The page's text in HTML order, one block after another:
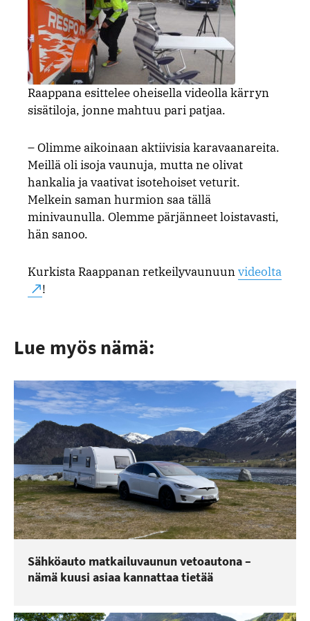
Raappana esittelee oheisella videolla kärryn
sisätiloja, jonne mahtuu pari patjaa.
– Olimme aikoinaan aktiivisia karavaanareita.
Meillä oli isoja vaunuja, mutta ne olivat
hankalia ja vaativat isotehoiset veturit.
Melkein saman hurmion saa tällä
minivaunulla. Olemme pärjänneet loistavasti,
hän sanoo.
Kurkista Raappanan retkeilyvaunuunvideolta
!
Lue myös nämä:
Sähköauto matkailuvaunun vetoautona –
nämä kuusi asiaa kannattaa tietää